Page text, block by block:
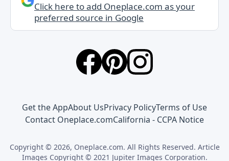
Click here to add Oneplace.com as your
preferred source in Google
Get the AppAbout UsPrivacy PolicyTerms of Use
Contact Oneplace.comCalifornia - CCPA Notice
Copyright © 2026, Oneplace.com. All Rights Reserved. Article
Images Copyright © 2021 Jupiter Images Corporation.